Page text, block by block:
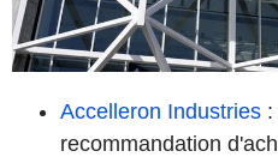
Accelleron Industries
recommandation